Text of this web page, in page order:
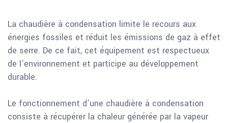
La chaudière à condensation limite le recours aux
énergies fossiles et réduit les émissions de gaz à effet
de serre. De ce fait, cet équipement est respectueux
de l’environnement et participe au développement
durable.
Le fonctionnement d’une chaudière à condensation
consiste à récupérer la chaleur générée par la vapeur